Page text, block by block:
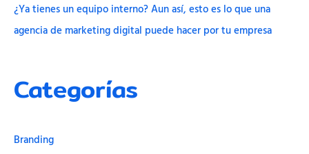
¿Ya tienes un equipo interno? Aun así, esto es lo que una
agencia de marketing digital puede hacer por tu empresa
Categorías
Branding